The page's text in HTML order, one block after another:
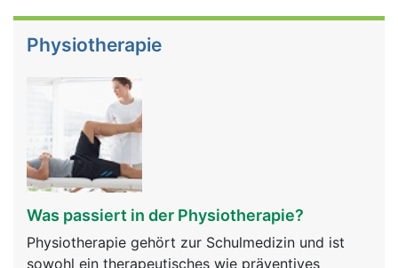
Physiotherapie
Was passiert in der Physiotherapie?
Physiotherapie gehört zur Schulmedizin und ist
sowohl ein therapeutisches wie präventives